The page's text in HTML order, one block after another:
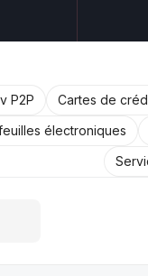
P2P Cartes de
électroniques